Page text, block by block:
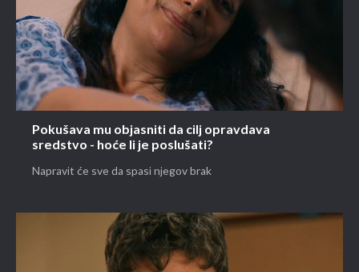
Pokušava mu objasniti da cilj opravdava
sredstvo - hoće li je poslušati?
Napravit će sve da spasi njegov brak